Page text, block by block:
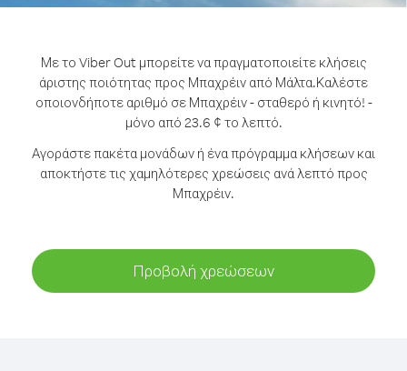
Με το Viber Out μπορείτε να πραγματοποιείτε κλήσεις
άριστης ποιότητας προς Μπαχρέιν από Μάλτα.Καλέστε
οποιονδήποτε αριθμό σε Μπαχρέιν - σταθερό ή κινητό! -
μόνο από 23.6 ¢ το λεπτό.
Αγοράστε πακέτα μονάδων ή ένα πρόγραμμα κλήσεων και
αποκτήστε τις χαμηλότερες χρεώσεις ανά λεπτό προς
Μπαχρέιν.
Προβολή χρεώσεων